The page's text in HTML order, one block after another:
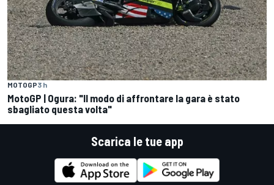
MOTOGP3 h
MotoGP | Ogura: "Il modo di affrontare la gara è stato
sbagliato questa volta"
Scarica le tue app